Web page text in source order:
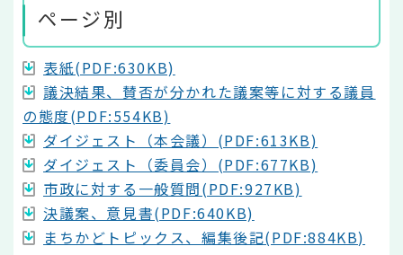
ページ別
表紙(PDF:630KB)
議決結果、賛否が分かれた議案等に対する議員
の態度(PDF:554KB)
ダイジェスト（本会議）(PDF:613KB)
ダイジェスト（委員会）(PDF:677KB)
市政に対する一般質問(PDF:927KB)
決議案、意見書(PDF:640KB)
まちかどトピックス、編集後記(PDF:884KB)